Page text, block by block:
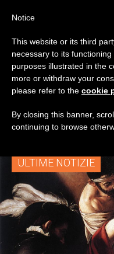
TAG
Posts
ULTIME NOTIZIE
Notice
This website or its third
necessary to its
purposes illustrated in the
more or withdraw your
please refer to the cookie
By closing this banner,
continuing to browse